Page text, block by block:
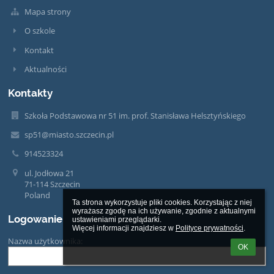
Ta strona wykorzystuje pliki cookies. Korzystając z niej
wyrażasz zgodę na ich używanie, zgodnie z aktualnymi
ustawieniami przeglądarki.
Więcej informacji znajdziesz w Polityce prywatności.
OK
Mapa strony
O szkole
Kontakt
Aktualności
Kontakty
Szkoła Podstawowa nr 51 im. prof. Stanisława Helsztyńskiego
sp51@miasto.szczecin.pl
914523324
ul. Jodłowa 21
71-114 Szczecin
Poland
Logowanie
Nazwa użytkownika: